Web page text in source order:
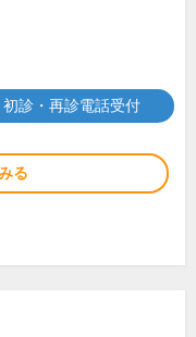
初診・再診電話受付
る